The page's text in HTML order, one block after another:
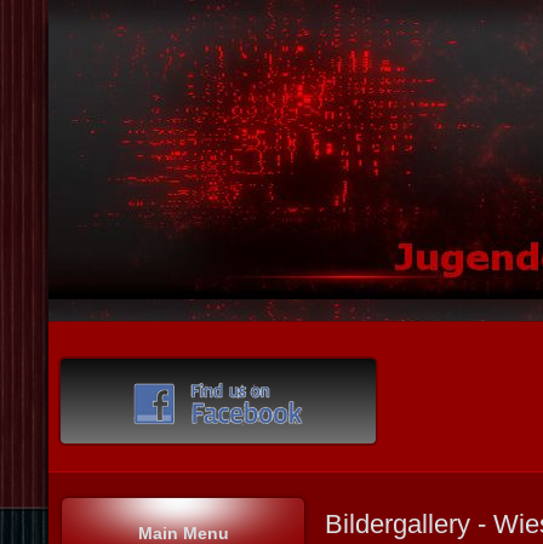
Main Menu Bildergallery -